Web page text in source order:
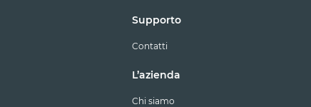
Supporto
Contatti
L’azienda
Chi siamo